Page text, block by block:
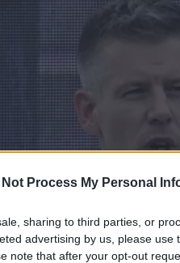
Not Process My Personal
sharing to third parties, or
advertising by us, please use
note that after your opt-out